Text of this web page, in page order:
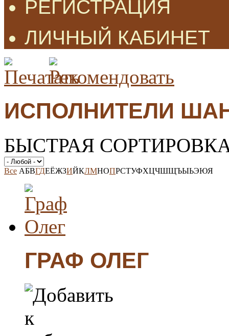
РЕГИСТРАЦИЯ
ЛИЧНЫЙ КАБИНЕТ
ИСПОЛНИТЕЛИ
БЫСТРАЯ
Все АБВГДЕЁЖЗИЙКЛМНОПРСТУФХЦЧШЩЪЫЬЭЮЯ
ГРАФ ОЛЕГ